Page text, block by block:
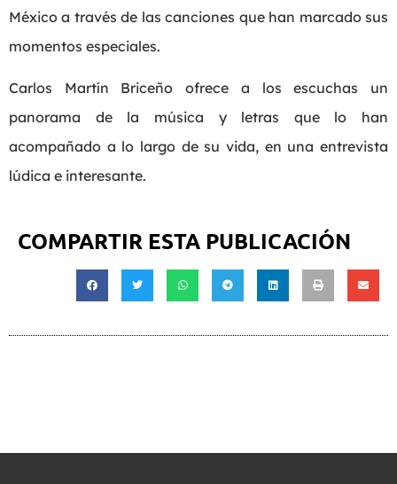
México a través de las canciones que han marcado sus
momentos especiales.
Carlos Martín Briceño ofrece a los escuchas un
panorama de la música y letras que lo han
acompañado a lo largo de su vida, en una entrevista
lúdica e interesante.
COMPARTIR ESTA PUBLICACIÓN